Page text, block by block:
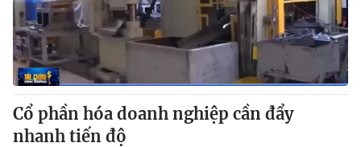
Cổ phần hóa doanh nghiệp cần đẩy
nhanh tiến độ